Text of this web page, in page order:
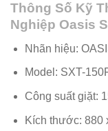
Thông Số Kỹ
Nghiệp Oasis
Nhãn hiệu:
Model: SXT-
Công suất giặt:
Kích thước: 880